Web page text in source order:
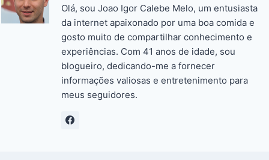
o
k
p
g
er
k
Olá, sou Joao Igor Calebe Melo, um entusiasta
da internet apaixonado por uma boa comida e
gosto muito de compartilhar conhecimento e
experiências. Com 41 anos de idade, sou
blogueiro, dedicando-me a fornecer
informações valiosas e entretenimento para
meus seguidores.